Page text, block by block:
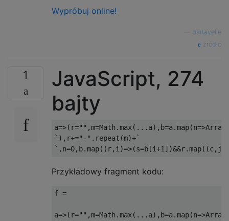
Wypróbuj online!
bartavelle
źródło
1
JavaScript, 274
bajty
`),r+="-".repeat(m)+`
Przykładowy fragment kodu:
f =
a=>( r="" ,m=Math .max(... a), b=a.map(n=>Array